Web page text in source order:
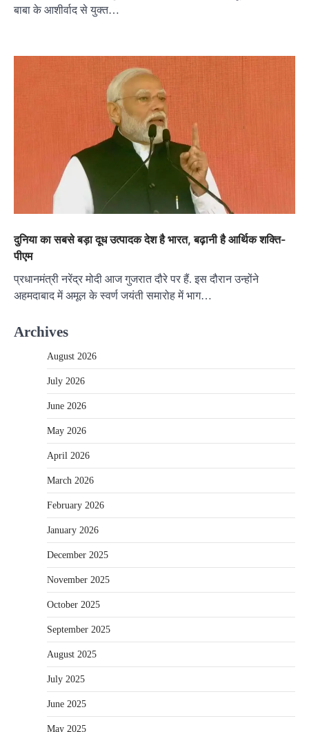
बाबा के आशीर्वाद से युक्त…
दुनिया का सबसे बड़ा दूध उत्पादक देश है भारत, बढ़ानी है आर्थिक शक्ति-
पीएम
प्रधानमंत्री नरेंद्र मोदी आज गुजरात दौरे पर हैं. इस दौरान उन्होंने
अहमदाबाद में अमूल के स्वर्ण जयंती समारोह में भाग…
Archives
August 2026
July 2026
June 2026
May 2026
April 2026
March 2026
February 2026
January 2026
December 2025
November 2025
October 2025
September 2025
August 2025
July 2025
June 2025
May 2025